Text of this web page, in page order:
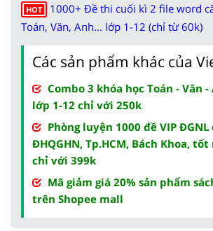
HOT
1000+ Đề thi cuối kì 2 file word
Toán, Văn, Anh... lớp 1-12 (chỉ từ 60k)
Các sản phẩm khác của
Combo 3 khóa học Toán - Văn -
lớp 1-12 chỉ với 250k
Phòng luyện 1000 đề VIP
ĐHQGHN, Tp.HCM, Bách Khoa, tốt
chỉ với 399k
Mã giảm giá 20% sản phẩm
trên Shopee mall